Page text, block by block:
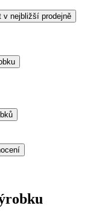
v nejbližší prodejně